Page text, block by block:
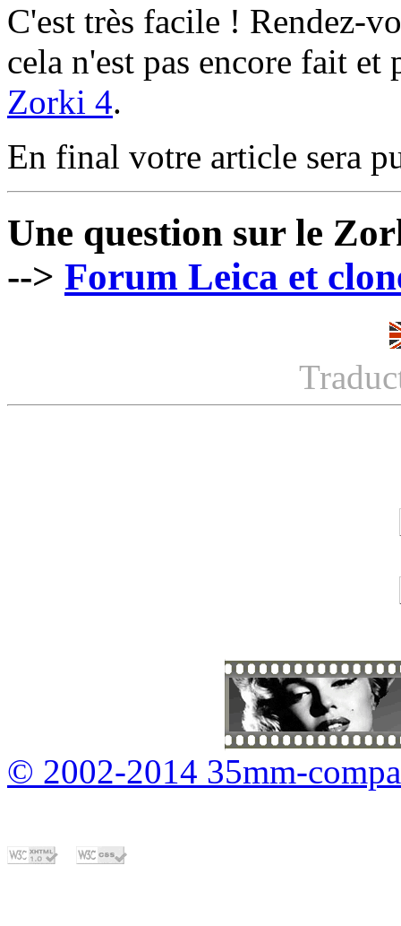
C'est très facile ! Rendez-
cela n'est pas encore fait
Zorki 4.
En final votre article sera
Une question sur le
--> Forum Leica et
© 2002-2014 35mm-